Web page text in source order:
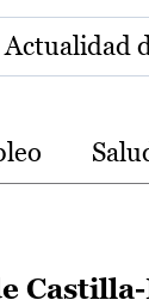
Actualidad